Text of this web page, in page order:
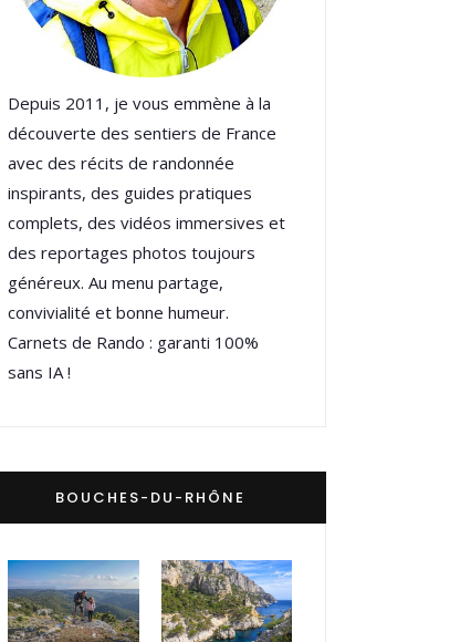
Depuis 2011, je vous emmène à la
découverte des sentiers de France
avec des récits de randonnée
inspirants, des guides pratiques
complets, des vidéos immersives et
des reportages photos toujours
généreux. Au menu partage,
convivialité et bonne humeur.
Carnets de Rando : garanti 100%
sans IA !
BOUCHES-DU-RHÔNE